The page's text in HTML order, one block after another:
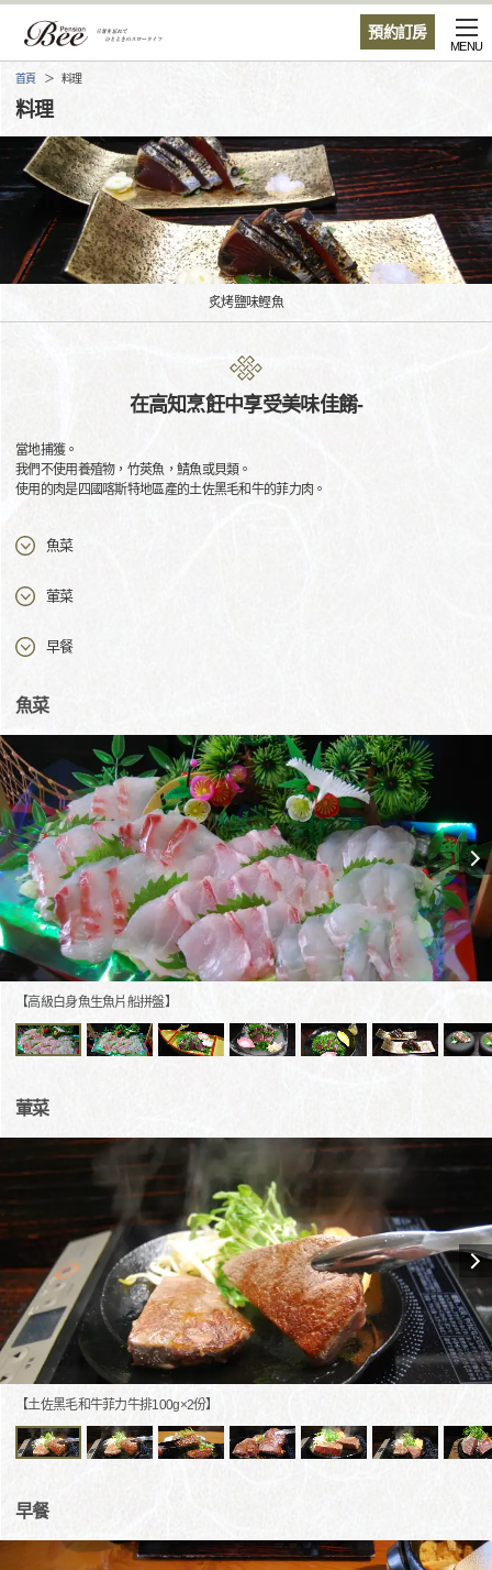
預約訂房
MENU
首頁 料理
料理
炙烤鹽味鰹魚
在高知烹飪中享受美味佳餚-
當地捕獲。
我們不使用養殖物，竹莢魚，鯖魚或貝類。
使用的肉是四國喀斯特地區產的土佐黑毛和牛的菲力肉。
魚菜
葷菜
早餐
魚菜
【高級白身魚生魚片船拼盤】
葷菜
【土佐黑毛和牛菲力牛排100g×2份】
早餐